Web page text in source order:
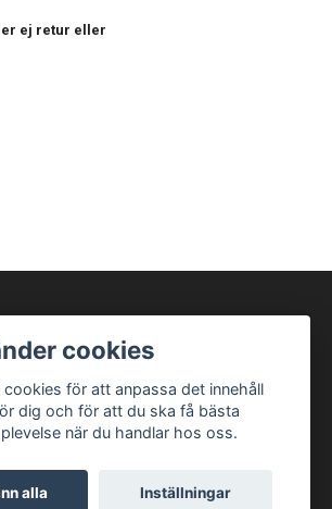
ej retur eller
Prenumerera
cookies
cookies för att anpassa det innehåll
dig och för att du ska få bästa
när du handlar hos oss.
alla Inställningar